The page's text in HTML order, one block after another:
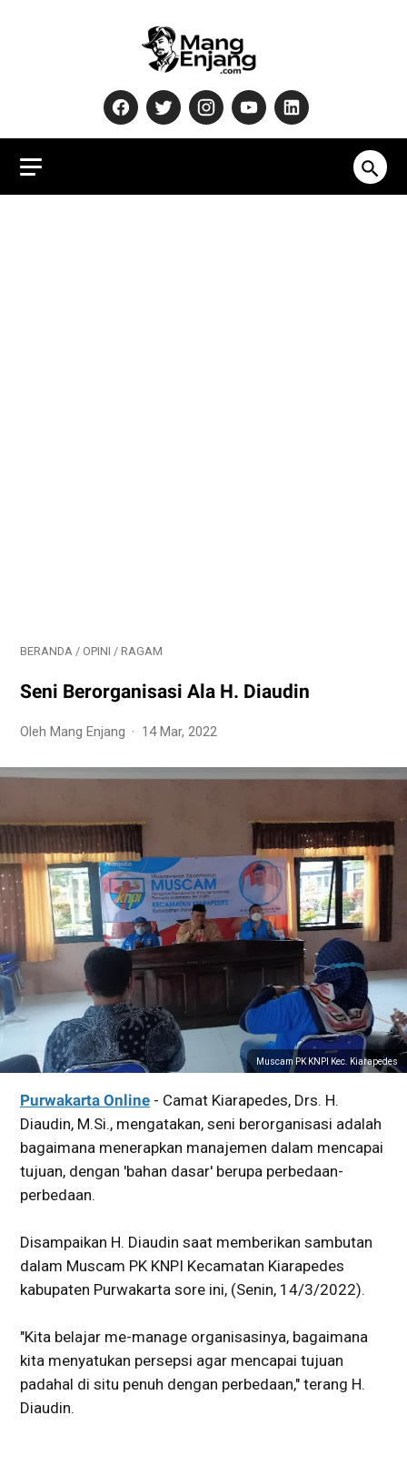
BERANDA / OPINI / RAGAM
Seni Berorganisasi Ala H. Diaudin
Oleh Mang Enjang 14 Mar, 2022
Muscam PK KNPI Kec. Kiarapedes
Purwakarta Online - Camat Kiarapedes, Drs. H.
Diaudin, M.Si., mengatakan, seni berorganisasi adalah
bagaimana menerapkan manajemen dalam mencapai
tujuan, dengan 'bahan dasar' berupa perbedaan-
perbedaan.
Disampaikan H. Diaudin saat memberikan sambutan
dalam Muscam PK KNPI Kecamatan Kiarapedes
kabupaten Purwakarta sore ini, (Senin, 14/3/2022).
"Kita belajar me-manage organisasinya, bagaimana
kita menyatukan persepsi agar mencapai tujuan
padahal di situ penuh dengan perbedaan," terang H.
Diaudin.